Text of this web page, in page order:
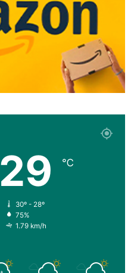
29 ℃
30º - 28º
75%
1.79 km/h